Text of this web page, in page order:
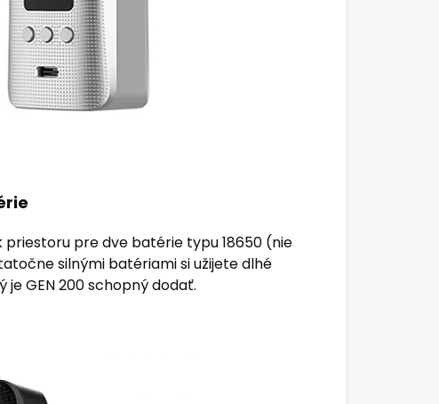
pre dve batérie typu 18650 (nie
silnými batériami si užijete dlhé
GEN 200 schopný dodať.